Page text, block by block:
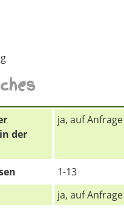
der
ja, auf Anfrage
1-13
ja, auf Anfrage